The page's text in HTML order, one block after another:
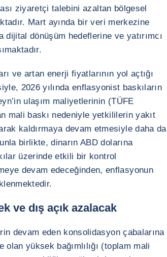
ziyaretçi talebini azaltan bölgesel
Mart ayında bir veri merkezine
dijital dönüşüm hedeflerine ve yatırımcı
ve artan enerji fiyatlarının yol açtığı
2026 yılında enflasyonist baskıların
ulaşım maliyetlerinin (TÜFE
mali baskı nedeniyle yetkililerin yakıt
kaldırmaya devam etmesiyle daha da
birlikte, dinarın ABD dolarına
üzerinde etkili bir kontrol
devam edeceğinden, enflasyonun
ve dış açık azalacak
devam eden konsolidasyon çabalarına
yüksek bağımlılığı (toplam mali